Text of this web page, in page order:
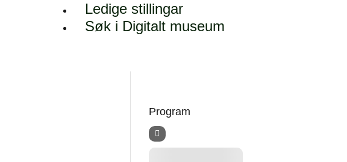
Ledige stillingar
Søk i Digitalt museum
Program